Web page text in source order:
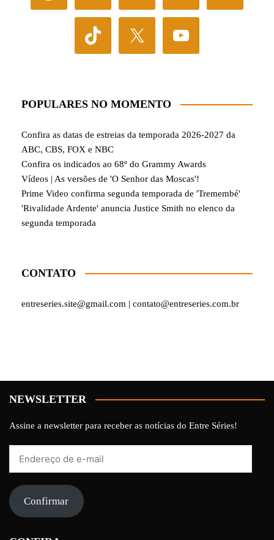
POPULARES NO MOMENTO
Confira as datas de estreias da temporada 2026-2027 da
ABC, CBS, FOX e NBC
Confira os indicados ao 68º do Grammy Awards
Vídeos | As versões de 'O Senhor das Moscas'!
Prime Video confirma segunda temporada de 'Tremembé'
'Rivalidade Ardente' anuncia Justice Smith no elenco da
segunda temporada
CONTATO
entreseries.site@gmail.com | contato@entreseries.com.br
NEWSLETTER
Assine a newsletter para receber as notícias do Entre Séries!
mail Confirmar